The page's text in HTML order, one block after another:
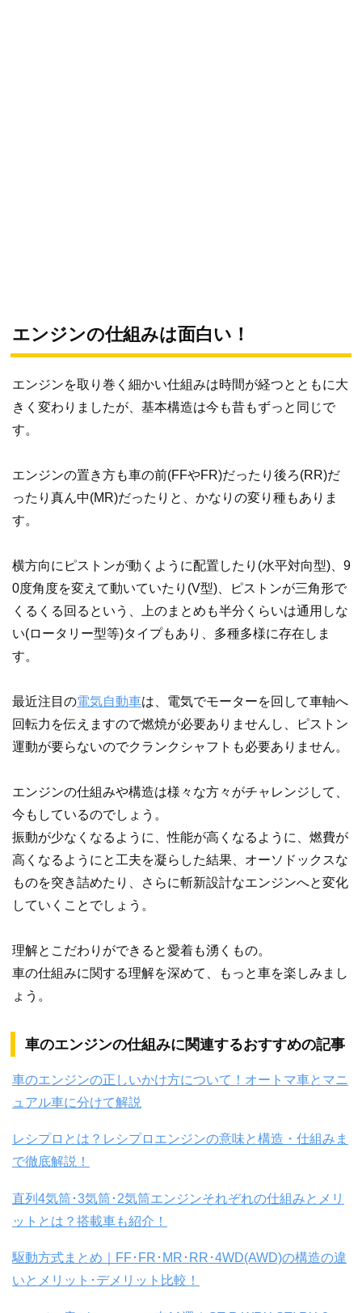
エンジンの仕組みは面白い！
エンジンを取り巻く細かい仕組みは時間が経つとともに大
きく変わりましたが、基本構造は今も昔もずっと同じで
す。
エンジンの置き方も車の前(FFやFR)だったり後ろ(RR)だ
ったり真ん中(MR)だったりと、かなりの変り種もありま
す。
横方向にピストンが動くように配置したり(水平対向型)、9
0度角度を変えて動いていたり(V型)、ピストンが三角形で
くるくる回るという、上のまとめも半分くらいは通用しな
い(ロータリー型等)タイプもあり、多種多様に存在しま
す。
最近注目の電気自動車は、電気でモーターを回して車軸へ
回転力を伝えますので燃焼が必要ありませんし、ピストン
運動が要らないのでクランクシャフトも必要ありません。
エンジンの仕組みや構造は様々な方々がチャレンジして、
今もしているのでしょう。
振動が少なくなるように、性能が高くなるように、燃費が
高くなるようにと工夫を凝らした結果、オーソドックスな
ものを突き詰めたり、さらに斬新設計なエンジンへと変化
していくことでしょう。
理解とこだわりができると愛着も湧くもの。
車の仕組みに関する理解を深めて、もっと車を楽しみまし
ょう。
車のエンジンの仕組みに関連するおすすめの記事
車のエンジンの正しいかけ方について！オートマ車とマニ
ュアル車に分けて解説
レシプロとは？レシプロエンジンの意味と構造・仕組みま
で徹底解説！
直列4気筒･3気筒･2気筒エンジンそれぞれの仕組みとメリ
ットとは？搭載車も紹介！
駆動方式まとめ｜FF･FR･MR･RR･4WD(AWD)の構造の違
いとメリット･デメリット比較！